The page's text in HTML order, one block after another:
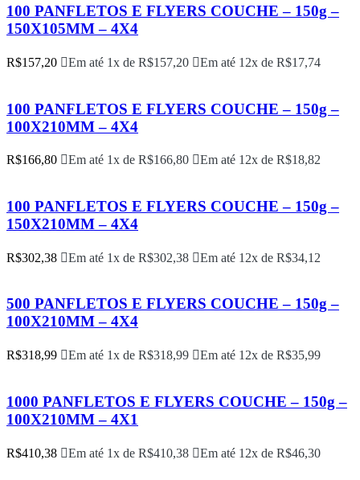
100 PANFLETOS E FLYERS COUCHE – 150g –
150X105MM – 4X4
R$157,20 Em até 1x de R$157,20 Em até 12x de R$17,74
100 PANFLETOS E FLYERS COUCHE – 150g –
100X210MM – 4X4
R$166,80 Em até 1x de R$166,80 Em até 12x de R$18,82
100 PANFLETOS E FLYERS COUCHE – 150g –
150X210MM – 4X4
R$302,38 Em até 1x de R$302,38 Em até 12x de R$34,12
500 PANFLETOS E FLYERS COUCHE – 150g –
100X210MM – 4X4
R$318,99 Em até 1x de R$318,99 Em até 12x de R$35,99
1000 PANFLETOS E FLYERS COUCHE – 150g –
100X210MM – 4X1
R$410,38 Em até 1x de R$410,38 Em até 12x de R$46,30